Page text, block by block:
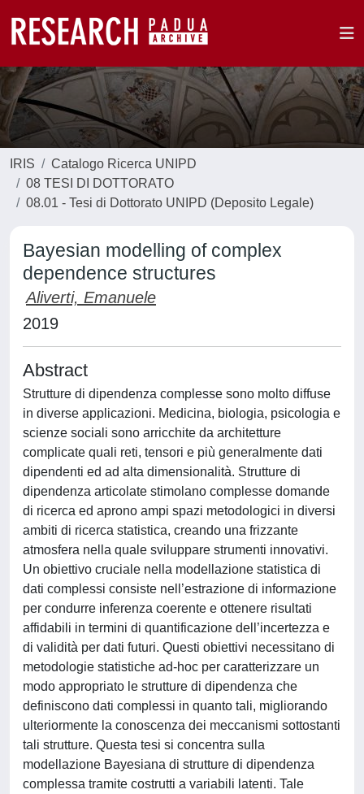
IRIS
Catalogo Ricerca UNIPD
08 TESI DI DOTTORATO
08.01 - Tesi di Dottorato UNIPD (Deposito Legale)
Bayesian modelling of complex
dependence structures
Aliverti, Emanuele
2019
Abstract
Strutture di dipendenza complesse sono molto diffuse
in diverse applicazioni. Medicina, biologia, psicologia e
scienze sociali sono arricchite da architetture
complicate quali reti, tensori e più generalmente dati
dipendenti ed ad alta dimensionalità. Strutture di
dipendenza articolate stimolano complesse domande
di ricerca ed aprono ampi spazi metodologici in diversi
ambiti di ricerca statistica, creando una frizzante
atmosfera nella quale sviluppare strumenti innovativi.
Un obiettivo cruciale nella modellazione statistica di
dati complessi consiste nell’estrazione di informazione
per condurre inferenza coerente e ottenere risultati
affidabili in termini di quantificazione dell’incertezza e
di validità per dati futuri. Questi obiettivi necessitano di
metodologie statistiche ad-hoc per caratterizzare un
modo appropriato le strutture di dipendenza che
definiscono dati complessi in quanto tali, migliorando
ulteriormente la conoscenza dei meccanismi sottostanti
tali strutture. Questa tesi si concentra sulla
modellazione Bayesiana di strutture di dipendenza
complessa tramite costrutti a variabili latenti. Tale